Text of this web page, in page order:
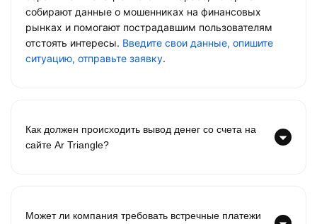
собирают данные о мошенниках на финансовых
рынках и помогают пострадавшим пользователям
отстоять интересы. Введите свои данные, опишите
ситуацию, отправьте заявку.
Как должен происходить вывод денег со счета на
сайте Ar Triangle?
Может ли компания требовать встречные платежи